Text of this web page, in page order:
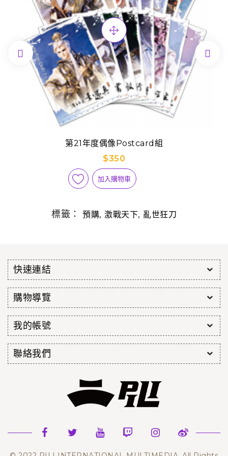
第21年度偶像Postcard組
$350
加入購物車
 
標籤： 預購, 激戰天下, 亂世狂刀
快速連結
購物導覽
我的帳號
聯絡我們